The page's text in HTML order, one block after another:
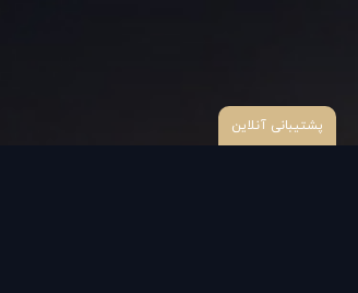
پشتیبانی آنلاین